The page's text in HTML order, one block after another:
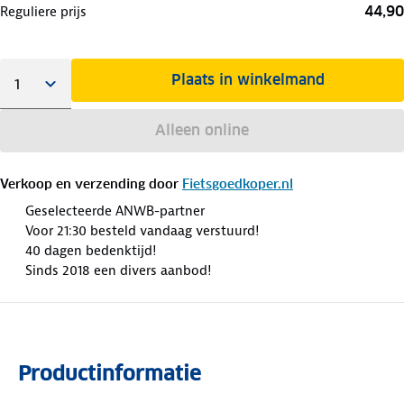
Reguliere prijs 44,90
Plaats in winkelmand
Alleen online
Verkoop en verzending door Fietsgoedkoper.nl
Geselecteerde ANWB-partner
Voor 21:30 besteld vandaag verstuurd!
40 dagen bedenktijd!
Sinds 2018 een divers aanbod!
Productinformatie